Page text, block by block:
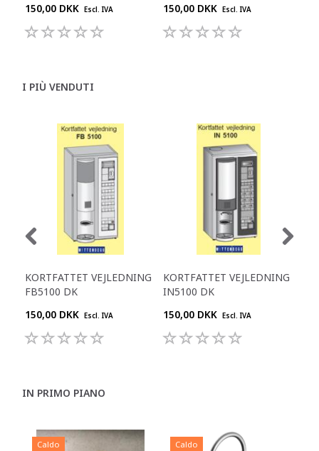
150,00 DKK Escl. IVA
150,00 DKK Escl. IVA
I PIÙ VENDUTI
KORTFATTET VEJLEDNING
FB5100 DK
150,00 DKK Escl. IVA
KORTFATTET VEJLEDNING
IN5100 DK
150,00 DKK Escl. IVA
IN PRIMO PIANO
Caldo Caldo